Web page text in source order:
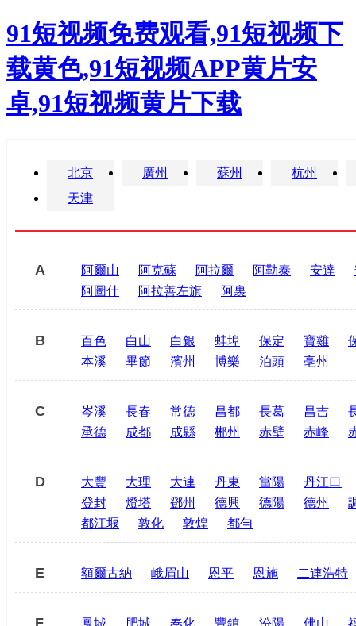
91短视频免费观看,91短视频下
载黄色,91短视频APP黄片安
卓,91短视频黄片下载
北京 廣州 蘇州
杭州
天津
A 阿爾山 阿克蘇 阿拉爾 阿勒泰 安達
阿圖什
阿拉善左旗 阿裏
B 百色 白山 白銀 蚌埠 保定 寶雞
本溪
畢節 濱州 博樂 泊頭 亳州
C 岑溪 長春 常德 昌都 長葛 昌吉
承德
成都 成縣 郴州 赤壁 赤峰
D 大豐 大理 大連 丹東 當陽
丹江口
登封
燈塔 鄧州 德興 德陽 德州
都江堰
敦化 敦煌 都勻
E 額爾古納 峨眉山 恩平 恩施 二連浩特
F 鳳城 肥城 奉化 豐鎮 汾陽 佛山